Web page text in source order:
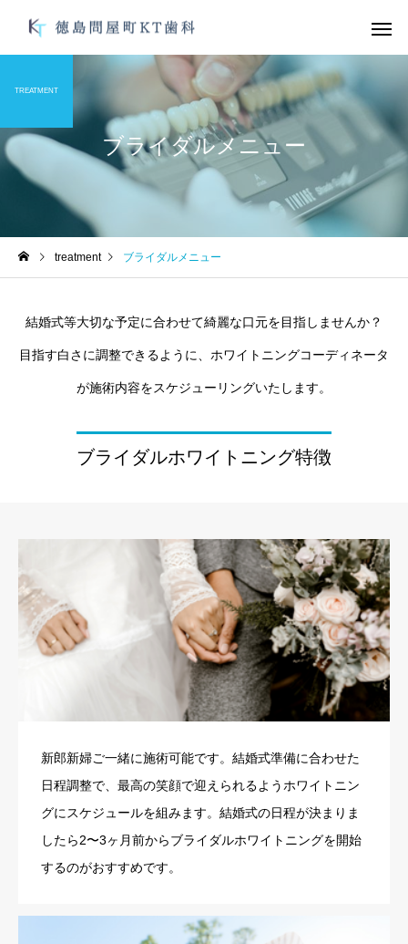
デュアルホワイトニン
グ
ブライダルメ
未分類
オーラルフレイル
未分類
お手軽にむし歯、歯周
ブライダルメニュー
TREATMENT
treatment ブライダルメニュー
結婚式等大切な予定に合わせて綺麗な口元を目指しませんか？
目指す白さに調整できるように、ホワイトニングコーディネータ
が施術内容をスケジューリングいたします。
ブライダルホワイトニング特徴
新郎新婦ご一緒に施術可能です。結婚式準備に合わせた
日程調整で、最高の笑顔で迎えられるようホワイトニン
グにスケジュールを組みます。結婚式の日程が決まりま
したら2〜3ヶ月前からブライダルホワイトニングを開始
するのがおすすめです。